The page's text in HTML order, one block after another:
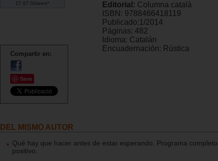
27.67 Dólares*
Compartir en:
Save
Editorial: Columna català
ISBN: 9788466418119
Publicado:1/2014
Páginas: 482
Idioma: Catalán
Encuadernación: Rústica
DEL MISMO AUTOR
Qué hay que hacer antes de estar esperando. Programa
positivo.